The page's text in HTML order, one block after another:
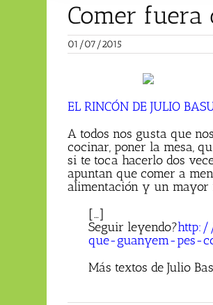
Comer fuera
01/07/2015
EL RINCÓN DE JULIO
A todos nos gusta que
cocinar, poner la mesa,
si te toca hacerlo dos
apuntan que comer a
alimentación y un mayor
[…]
Seguir leyendo?
que-guanyem-pes-
Más textos de Julio